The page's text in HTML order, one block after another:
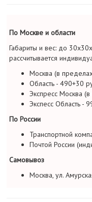
По Москве и области
Габариты и вес: до
рассчитывается
Москва (в
Область - 490+30
Экспресс Москва
Экспесс Область -
По России
Транспортной
Почтой России
Самовывоз
Москва, ул.